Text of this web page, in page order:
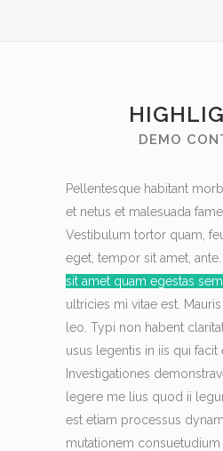
DEMO
Pellentesque habitant
et netus et malesuada
Vestibulum tortor quam,
eget, tempor sit amet, ante.
sit amet quam egestas
ultricies mi vitae est.
leo. Typi non habent
usus legentis in iis qui facit
Investigationes
legere me lius quod ii
est etiam processus
mutationem